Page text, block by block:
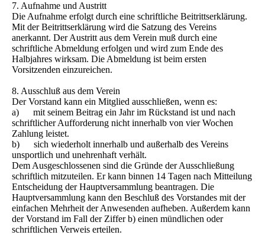
7. Aufnahme und Austritt
Die Aufnahme erfolgt durch eine schriftliche Beitrittserklärung.
Mit der Beitrittserklärung wird die Satzung des Vereins
anerkannt. Der Austritt aus dem Verein muß durch eine
schriftliche Abmeldung erfolgen und wird zum Ende des
Halbjahres wirksam. Die Abmeldung ist beim ersten
Vorsitzenden einzureichen.
8. Ausschluß aus dem Verein
Der Vorstand kann ein Mitglied ausschließen, wenn es:
a) mit seinem Beitrag ein Jahr im Rückstand ist und nach
schriftlicher Aufforderung nicht innerhalb von vier Wochen
Zahlung leistet.
b) sich wiederholt innerhalb und außerhalb des Vereins
unsportlich und unehrenhaft verhält.
Dem Ausgeschlossenen sind die Gründe der Ausschließung
schriftlich mitzuteilen. Er kann binnen 14 Tagen nach Mitteilung
Entscheidung der Hauptversammlung beantragen. Die
Hauptversammlung kann den Beschluß des Vorstandes mit der
einfachen Mehrheit der Anwesenden aufheben. Außerdem kann
der Vorstand im Fall der Ziffer b) einen mündlichen oder
schriftlichen Verweis erteilen.